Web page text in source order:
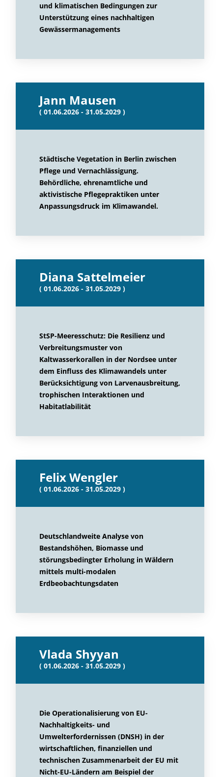
und klimatischen Bedingungen zur
Unterstützung eines nachhaltigen
Gewässermanagements
Jann Mausen
( 01.06.2026 - 31.05.2029 )
Städtische Vegetation in Berlin zwischen
Pflege und Vernachlässigung.
Behördliche, ehrenamtliche und
aktivistische Pflegepraktiken unter
Anpassungsdruck im Klimawandel.
Diana Sattelmeier
( 01.06.2026 - 31.05.2029 )
StSP-Meeresschutz: Die Resilienz und
Verbreitungsmuster von
Kaltwasserkorallen in der Nordsee unter
dem Einfluss des Klimawandels unter
Berücksichtigung von Larvenausbreitung,
trophischen Interaktionen und
Habitatlabilität
Felix Wengler
( 01.06.2026 - 31.05.2029 )
Deutschlandweite Analyse von
Bestandshöhen, Biomasse und
störungsbedingter Erholung in Wäldern
mittels multi-modalen
Erdbeobachtungsdaten
Vlada Shyyan
( 01.06.2026 - 31.05.2029 )
Die Operationalisierung von EU-
Nachhaltigkeits- und
Umwelterfordernissen (DNSH) in der
wirtschaftlichen, finanziellen und
technischen Zusammenarbeit der EU mit
Nicht-EU-Ländern am Beispiel der